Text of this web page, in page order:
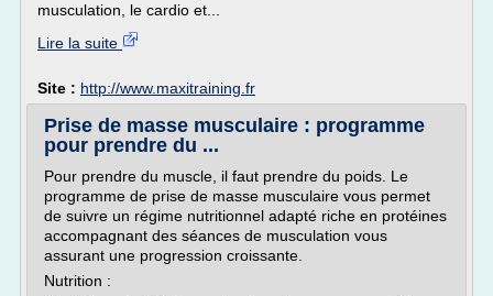
musculation, le cardio et...
Lire la suite
Site : http://www.maxitraining.fr
Prise de masse musculaire : programme
pour prendre du ...
Pour prendre du muscle, il faut prendre du poids. Le
programme de prise de masse musculaire vous permet
de suivre un régime nutritionnel adapté riche en protéines
accompagnant des séances de musculation vous
assurant une progression croissante.
Nutrition :